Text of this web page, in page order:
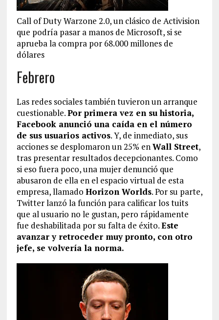
Call of Duty Warzone 2.0, un clásico de Activision
que podría pasar a manos de Microsoft, si se
aprueba la compra por 68.000 millones de
dólares
Febrero
Las redes sociales también tuvieron un arranque
cuestionable.Por primera vez en su historia,
Facebook anunció una caída en el número
de sus usuarios activos. Y, de inmediato, sus
acciones se desplomaron un 25% en Wall Street,
tras presentar resultados decepcionantes. Como
si eso fuera poco, una mujer denunció que
abusaron de ella en el espacio virtual de esta
empresa, llamado Horizon Worlds. Por su parte,
Twitter lanzó la función para calificar los tuits
que al usuario no le gustan, pero rápidamente
fue deshabilitada por su falta de éxito.Este
avanzar y retroceder muy pronto, con otro
jefe, se volvería la norma.